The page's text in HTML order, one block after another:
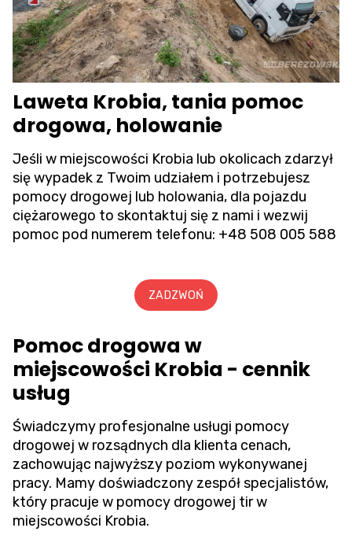
Laweta Krobia, tania pomoc
drogowa, holowanie
Jeśli w miejscowości Krobia lub okolicach zdarzył
się wypadek z Twoim udziałem i potrzebujesz
pomocy drogowej lub holowania, dla pojazdu
ciężarowego to skontaktuj się z nami i wezwij
pomoc pod numerem telefonu: +48 508 005 588
ZADZWOŃ
Pomoc drogowa w
miejscowości Krobia - cennik
usług
Świadczymy profesjonalne usługi pomocy
drogowej w rozsądnych dla klienta cenach,
zachowując najwyższy poziom wykonywanej
pracy. Mamy doświadczony zespół specjalistów,
który pracuje w pomocy drogowej tir w
miejscowości Krobia.